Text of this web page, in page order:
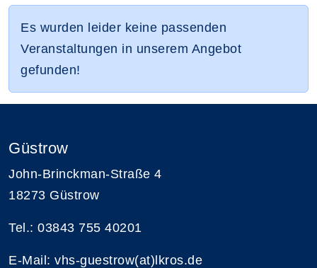
Es wurden leider keine passenden
Veranstaltungen in unserem Angebot
gefunden!
Güstrow
John-Brinckman-Straße 4
18273 Güstrow
Tel.: 03843 755 40201
E-Mail: vhs-guestrow(at)lkros.de